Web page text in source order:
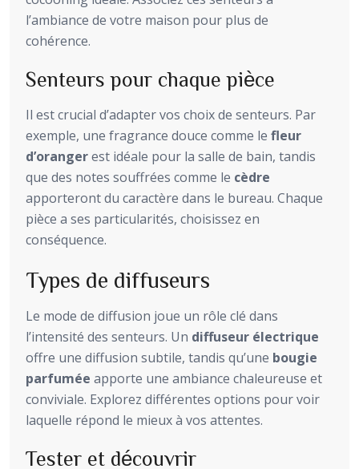
l’ambiance de votre maison pour plus de
cohérence.
Senteurs pour chaque pièce
Il est crucial d’adapter vos choix de senteurs. Par
exemple, une fragrance douce comme le fleur
d’orangerest idéale pour la salle de bain, tandis
que des notes souffrées comme le cèdre
apporteront du caractère dans le bureau. Chaque
pièce a ses particularités, choisissez en
conséquence.
Types de diffuseurs
Le mode de diffusion joue un rôle clé dans
l’intensité des senteurs. Un diffuseur électrique
offre une diffusion subtile, tandis qu’une bougie
parfumée apporte une ambiance chaleureuse et
conviviale. Explorez différentes options pour voir
laquelle répond le mieux à vos attentes.
Tester et découvrir